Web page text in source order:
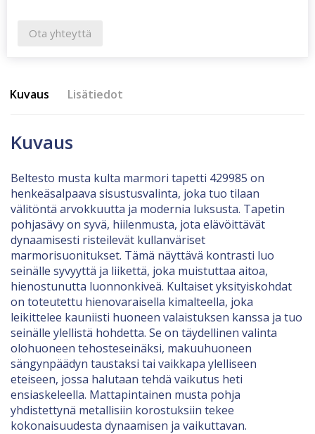
Ota yhteyttä
Kuvaus Lisätiedot
Kuvaus
Beltesto musta kulta marmori tapetti 429985 on
henkeäsalpaava sisustusvalinta, joka tuo tilaan
välitöntä arvokkuutta ja modernia luksusta. Tapetin
pohjasävy on syvä, hiilenmusta, jota elävöittävät
dynaamisesti risteilevät kullanväriset
marmorisuonitukset. Tämä näyttävä kontrasti luo
seinälle syvyyttä ja liikettä, joka muistuttaa aitoa,
hienostunutta luonnonkiveä. Kultaiset yksityiskohdat
on toteutettu hienovaraisella kimalteella, joka
leikittelee kauniisti huoneen valaistuksen kanssa ja tuo
seinälle ylellistä hohdetta. Se on täydellinen valinta
olohuoneen tehosteseinäksi, makuuhuoneen
sängynpäädyn taustaksi tai vaikkapa ylelliseen
eteiseen, jossa halutaan tehdä vaikutus heti
ensiaskeleella. Mattapintainen musta pohja
yhdistettynä metallisiin korostuksiin tekee
kokonaisuudesta dynaamisen ja vaikuttavan.